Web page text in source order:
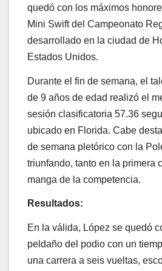
quedó con los máximos
Mini Swift del Campeonato
desarrollado en la ciudad de
Estados Unidos.
Durante el fin de semana, el
de 9 años de edad realizó el
sesión clasificatoria 57.36
ubicado en Florida. Cabe
de semana pletórico con la
triunfando, tanto en la primera
manga de la competencia.
Resultados:
En la válida, López se quedó
peldaño del podio con un
una carrera a seis vueltas,